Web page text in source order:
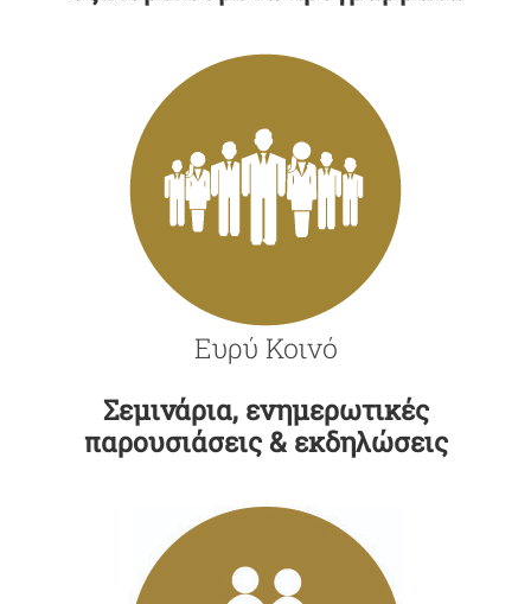
Ευρύ Κοινό
Σεμινάρια, ενημερωτικές
παρουσιάσεις & εκδηλώσεις